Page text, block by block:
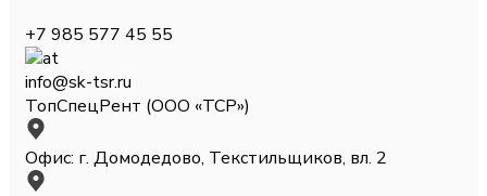
+7 985 577 45 55
info@sk-tsr.ru
ТопСпецРент (ООО «ТСР»)
Офис: г. Домодедово, Текстильщиков, вл. 2